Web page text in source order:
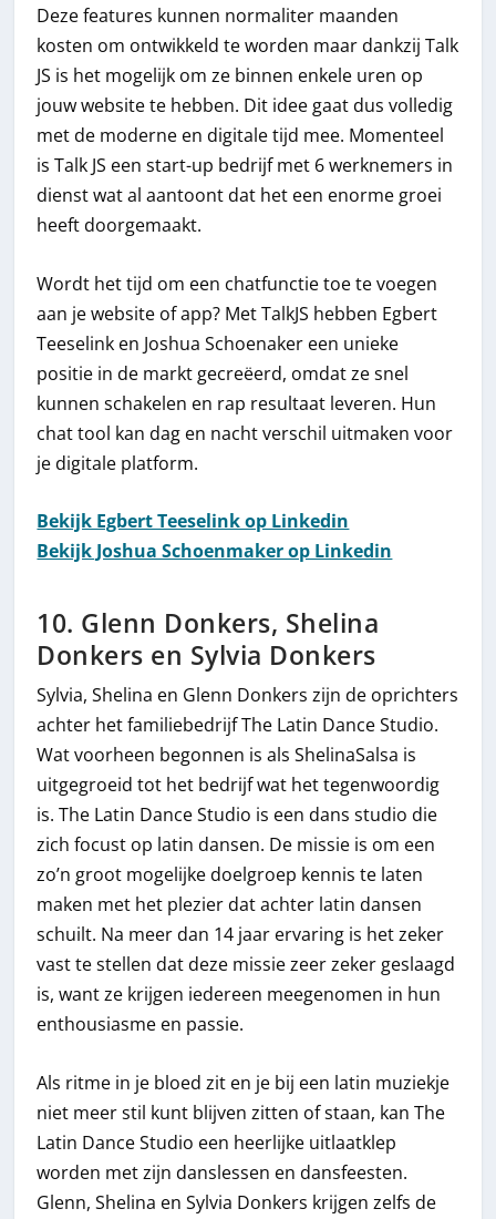
Deze features kunnen normaliter maanden
kosten om ontwikkeld te worden maar dankzij Talk
JS is het mogelijk om ze binnen enkele uren op
jouw website te hebben. Dit idee gaat dus volledig
met de moderne en digitale tijd mee. Momenteel
is Talk JS een start-up bedrijf met 6 werknemers in
dienst wat al aantoont dat het een enorme groei
heeft doorgemaakt.
Wordt het tijd om een chatfunctie toe te voegen
aan je website of app? Met TalkJS hebben Egbert
Teeselink en Joshua Schoenaker een unieke
positie in de markt gecreëerd, omdat ze snel
kunnen schakelen en rap resultaat leveren. Hun
chat tool kan dag en nacht verschil uitmaken voor
je digitale platform.
Bekijk Egbert Teeselink op Linkedin
Bekijk Joshua Schoenmaker op Linkedin
10. Glenn Donkers, Shelina
Donkers en Sylvia Donkers
Sylvia, Shelina en Glenn Donkers zijn de oprichters
achter het familiebedrijf The Latin Dance Studio.
Wat voorheen begonnen is als ShelinaSalsa is
uitgegroeid tot het bedrijf wat het tegenwoordig
is. The Latin Dance Studio is een dans studio die
zich focust op latin dansen. De missie is om een
zo’n groot mogelijke doelgroep kennis te laten
maken met het plezier dat achter latin dansen
schuilt. Na meer dan 14 jaar ervaring is het zeker
vast te stellen dat deze missie zeer zeker geslaagd
is, want ze krijgen iedereen meegenomen in hun
enthousiasme en passie.
Als ritme in je bloed zit en je bij een latin muziekje
niet meer stil kunt blijven zitten of staan, kan The
Latin Dance Studio een heerlijke uitlaatklep
worden met zijn danslessen en dansfeesten.
Glenn, Shelina en Sylvia Donkers krijgen zelfs de